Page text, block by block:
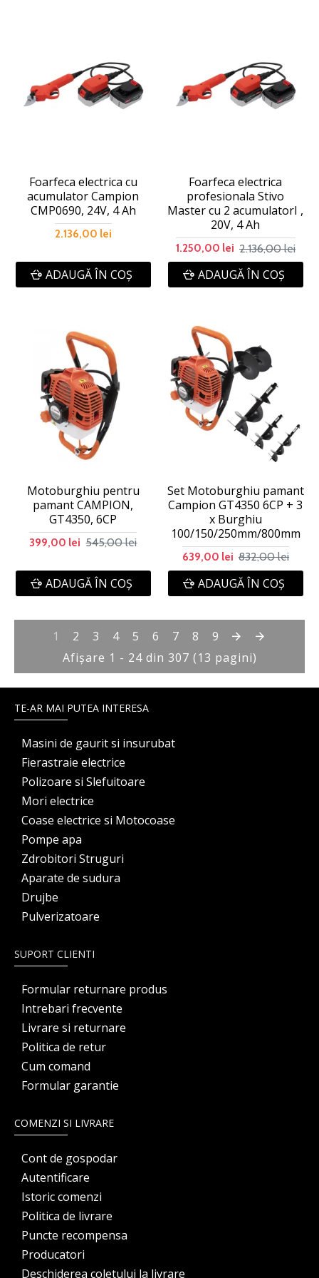
Foarfeca electrica cu
acumulator Campion
CMP0690, 24V, 4 Ah
2.136,00 lei
ADAUGĂ ÎN COŞ
Foarfeca electrica
profesionala Stivo
Master cu 2 acumulatorI ,
20V, 4 Ah
1.250,00 lei 2.136,00 lei
ADAUGĂ ÎN COŞ
Motoburghiu pentru
pamant CAMPION,
GT4350, 6CP
399,00 lei 545,00 lei
ADAUGĂ ÎN COŞ
Set Motoburghiu pamant
Campion GT4350 6CP + 3
x Burghiu
100/150/250mm/800mm
639,00 lei 832,00 lei
ADAUGĂ ÎN COŞ
1 2 3 4 5 6 7 8
9
Afişare 1 - 24 din 307 (13 pagini)
TE-AR MAI PUTEA INTERESA
Masini de gaurit si insurubat
Fierastraie electrice
Polizoare si Slefuitoare
Mori electrice
Coase electrice si Motocoase
Pompe apa
Zdrobitori Struguri
Aparate de sudura
Drujbe
Pulverizatoare
SUPORT CLIENTI
Formular returnare produs
Intrebari frecvente
Livrare si returnare
Politica de retur
Cum comand
Formular garantie
COMENZI SI LIVRARE
Cont de gospodar
Autentificare
Istoric comenzi
Politica de livrare
Puncte recompensa
Producatori
Deschiderea coletului la livrare